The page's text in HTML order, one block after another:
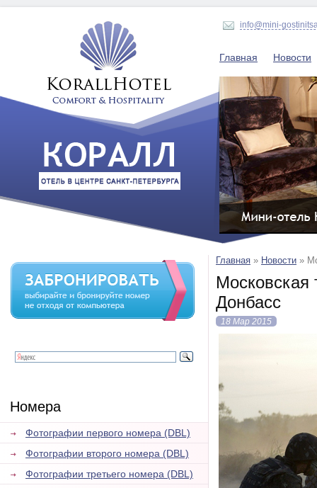
info@mini-
Главная Новости
Номера
Фотографии первого номера (DBL)
Фотографии второго номера (DBL)
Фотографии третьего номера (DBL)
Главная » Новости »
Московская
Донбасс
18 Мар 2015